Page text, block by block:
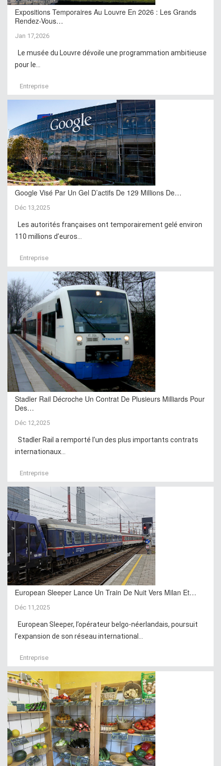
Expositions Temporaires Au Louvre En 2026 : Les Grands
Rendez-Vous…
Jan 17,2026
Le musée du Louvre dévoile une programmation ambitieuse
pour le...
Entreprise
Google Visé Par Un Gel D’actifs De 129 Millions De…
Déc 13,2025
Les autorités françaises ont temporairement gelé environ
110 millions d’euros...
Entreprise
Stadler Rail Décroche Un Contrat De Plusieurs Milliards Pour
Des…
Déc 12,2025
Stadler Rail a remporté l’un des plus importants contrats
internationaux...
Entreprise
European Sleeper Lance Un Train De Nuit Vers Milan Et…
Déc 11,2025
European Sleeper, l’opérateur belgo-néerlandais, poursuit
l’expansion de son réseau international...
Entreprise